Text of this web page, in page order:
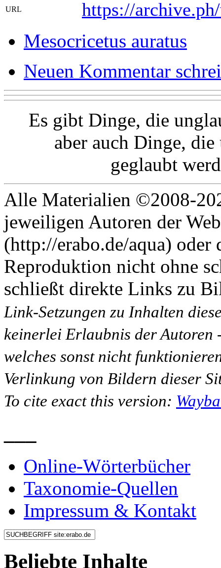
URL https://
Mesocricetus auratus
Neuen Kommentar
Es gibt Dinge, die
aber auch Dinge,
geglaubt
Alle Materialien ©2008-
jeweiligen Autoren der
(http://erabo.de/aqua) oder
Reproduktion nicht ohne
schließt direkte Links zu
Link-Setzungen zu Inhalten
keinerlei Erlaubnis der Autoren
welches sonst nicht
Verlinkung von Bildern dieser
To cite exact this version:
Online-Wörterbücher
Taxonomie-Quellen
Impressum & Kontakt
Beliebte Inhalte